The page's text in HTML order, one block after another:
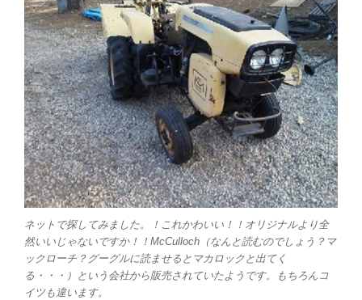
ネットで探してみました。！これかわいい！！オリジナルより全
然いいじゃないですか！！McCulloch（なんと読むのでしょう？マ
ックローチ？グーグルに読ませるとマカロックと出てく
る・・・）という会社から販売されていたようです。もちろんコ
イツも違います。